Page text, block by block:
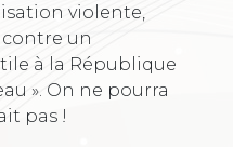
violente,
contre un
à la République
». On ne pourra
pas !